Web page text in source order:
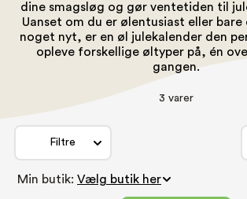
dine smagsløg og gør ventetiden til
Uanset om du er ølentusiast eller bare
noget nyt, er en øl julekalender den
opleve forskellige øltyper på, én
gangen.
3 varer
Filtre
Min butik: